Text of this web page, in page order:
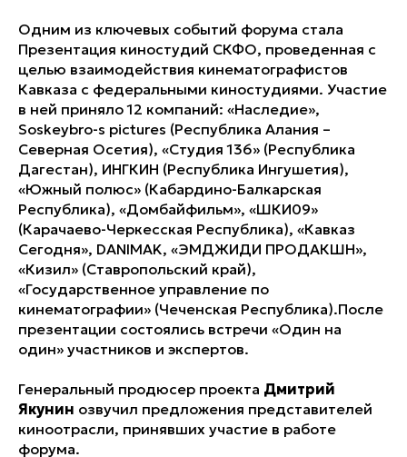
Одним из ключевых событий форума стала
Презентация киностудий СКФО, проведенная с
целью взаимодействия кинематографистов
Кавказа с федеральными киностудиями. Участие
в ней приняло 12 компаний: «Наследие»,
Soskeybro-s pictures (Республика Алания –
Северная Осетия), «Студия 136» (Республика
Дагестан), ИНГКИН (Республика Ингушетия),
«Южный полюс» (Кабардино-Балкарская
Республика), «Домбайфильм», «ШКИ09»
(Карачаево-Черкесская Республика), «Кавказ
Сегодня», DANIMAK, «ЭМДЖИДИ ПРОДАКШН»,
«Кизил» (Ставропольский край),
«Государственное управление по
кинематографии» (Чеченская Республика).После
презентации состоялись встречи «Один на
один» участников и экспертов.
Генеральный продюсер проекта Дмитрий
Якунин озвучил предложения представителей
киноотрасли, принявших участие в работе
форума.